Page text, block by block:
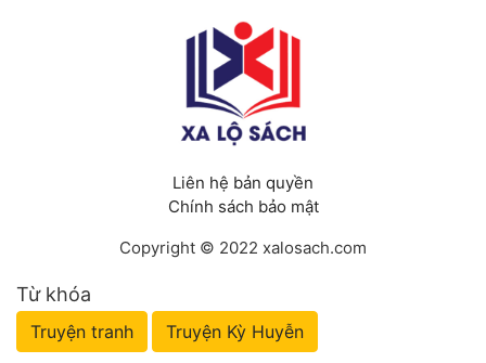
Liên hệ bản quyền
Chính sách bảo mật
Copyright © 2022 xalosach.com
Từ khóa
Truyện tranh Truyện Kỳ Huyễn